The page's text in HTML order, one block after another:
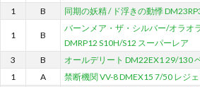
1 B 同期の妖精 / ド浮きの動悸
1 B
バーンメア・ザ・シルバー/オラオ
DMRP12 S10H/S12 スーパーレア
3 B オールデリート DM22EX1 29/130
1
A 禁断機関 VV-8 DMEX15 7/50 レジ